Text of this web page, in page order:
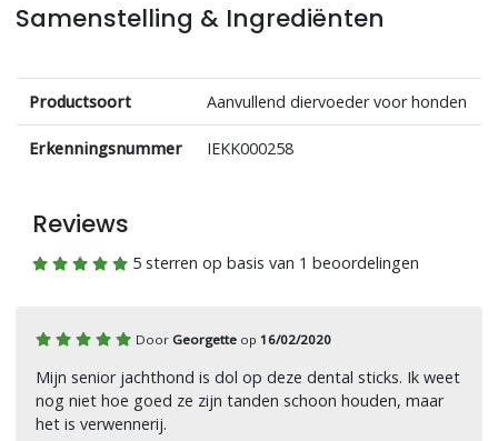
Samenstelling & Ingrediënten
Productsoort Aanvullend diervoeder voor honden
Erkenningsnummer IEKK000258
Reviews
5 sterren op basis van 1 beoordelingen
DoorGeorgette op16/02/2020
Mijn senior jachthond is dol op deze dental sticks. Ik weet
nog niet hoe goed ze zijn tanden schoon houden, maar
het is verwennerij.